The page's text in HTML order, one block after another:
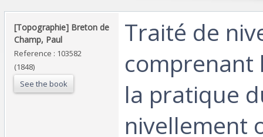
‎[Topographie] Breton de
Champ, Paul‎
Reference : 103582
(1848)
See the book
‎Traité de
comprenant
la pratique
nivellement